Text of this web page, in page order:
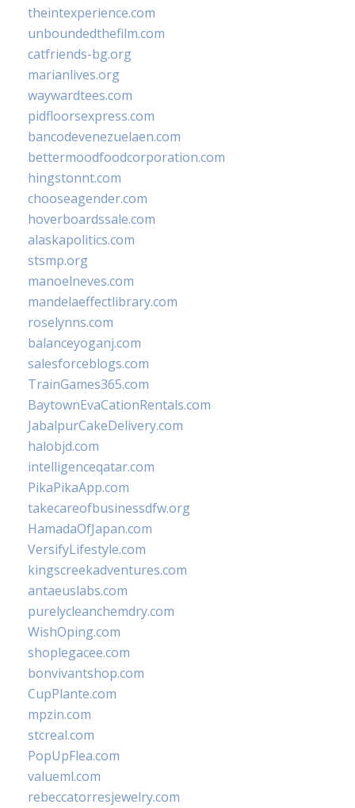
theintexperience.com
unboundedthefilm.com
catfriends-bg.org
marianlives.org
waywardtees.com
pidfloorsexpress.com
bancodevenezuelaen.com
bettermoodfoodcorporation.com
hingstonnt.com
chooseagender.com
hoverboardssale.com
alaskapolitics.com
stsmp.org
manoelneves.com
mandelaeffectlibrary.com
roselynns.com
balanceyoganj.com
salesforceblogs.com
TrainGames365.com
BaytownEvaCationRentals.com
JabalpurCakeDelivery.com
halobjd.com
intelligenceqatar.com
PikaPikaApp.com
takecareofbusinessdfw.org
HamadaOfJapan.com
VersifyLifestyle.com
kingscreekadventures.com
antaeuslabs.com
purelycleanchemdry.com
WishOping.com
shoplegacee.com
bonvivantshop.com
CupPlante.com
mpzin.com
stcreal.com
PopUpFlea.com
valueml.com
rebeccatorresjewelry.com